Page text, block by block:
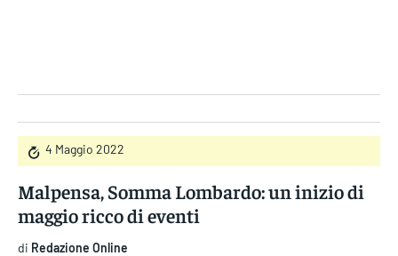
4 Maggio 2022
Malpensa, Somma Lombardo: un inizio di
maggio ricco di eventi
di Redazione Online